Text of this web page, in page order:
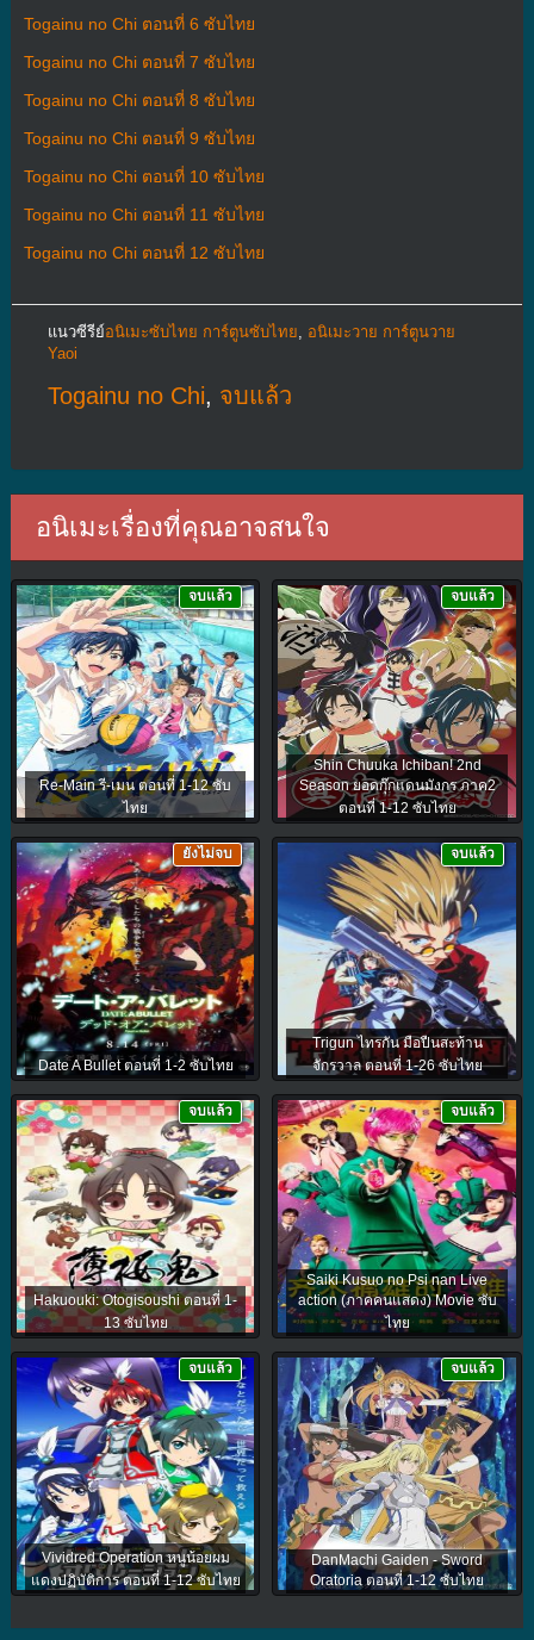
Togainu no Chi ตอนที่ 6 ซับไทย
Togainu no Chi ตอนที่ 7 ซับไทย
Togainu no Chi ตอนที่ 8 ซับไทย
Togainu no Chi ตอนที่ 9 ซับไทย
Togainu no Chi ตอนที่ 10 ซับไทย
Togainu no Chi ตอนที่ 11 ซับไทย
Togainu no Chi ตอนที่ 12 ซับไทย
แนวซีรีย์อนิเมะซับไทย การ์ตูนซับไทย
อนิเมะวาย การ์ตูนวาย
Yaoi
Togainu no Chi, จบแล้ว
อนิเมะเรื่องที่คุณอาจสนใจ
Re-Main รี-เมน ตอนที่ 1-12 ซับ
ไทย
จบแล้ว
Shin Chuuka Ichiban! 2nd
Season ยอดกุ๊กแดนมังกร ภาค2
ตอนที่ 1-12 ซับไทย
จบแล้ว
Date A Bullet ตอนที่ 1-2 ซับไทย
ยังไม่จบ
Trigun ไทรกัน มือปืนสะท้าน
จักรวาล ตอนที่ 1-26 ซับไทย
จบแล้ว
Hakuouki: Otogisoushi ตอนที่ 1-
13 ซับไทย
จบแล้ว
Saiki Kusuo no Psi nan Live
action (ภาคคนแสดง) Movie ซับ
ไทย
จบแล้ว
Vividred Operation หนูน้อยผม
แดงปฏิบัติการ ตอนที่ 1-12 ซับไทย
จบแล้ว
DanMachi Gaiden - Sword
Oratoria ตอนที่ 1-12 ซับไทย
จบแล้ว